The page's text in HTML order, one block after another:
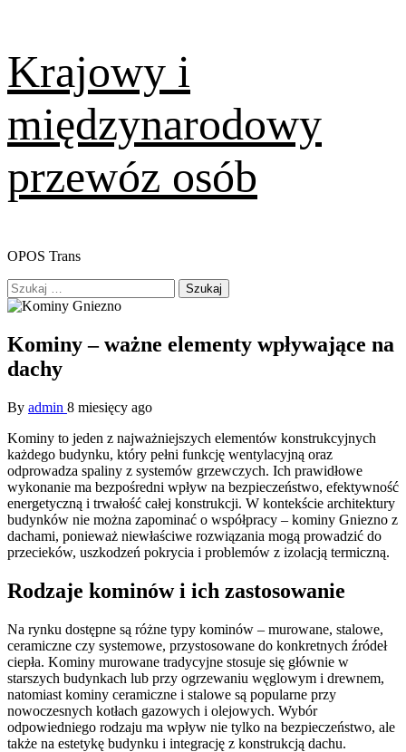
content
Krajowy i
międzynarodowy
przewóz osób
OPOS Trans
Primary
Menu
Szukaj:
Kominy – ważne elementy wpływające na
dachy
By admin 8 miesięcy ago
Kominy to jeden z najważniejszych elementów konstrukcyjnych
każdego budynku, który pełni funkcję wentylacyjną oraz
odprowadza spaliny z systemów grzewczych. Ich prawidłowe
wykonanie ma bezpośredni wpływ na bezpieczeństwo, efektywność
energetyczną i trwałość całej konstrukcji. W kontekście architektury
budynków nie można zapominać o współpracy – kominy Gniezno z
dachami, ponieważ niewłaściwe rozwiązania mogą prowadzić do
przecieków, uszkodzeń pokrycia i problemów z izolacją termiczną.
Rodzaje kominów i ich zastosowanie
Na rynku dostępne są różne typy kominów – murowane, stalowe,
ceramiczne czy systemowe, przystosowane do konkretnych źródeł
ciepła. Kominy murowane tradycyjne stosuje się głównie w
starszych budynkach lub przy ogrzewaniu węglowym i drewnem,
natomiast kominy ceramiczne i stalowe są popularne przy
nowoczesnych kotłach gazowych i olejowych. Wybór
odpowiedniego rodzaju ma wpływ nie tylko na bezpieczeństwo, ale
także na estetykę budynku i integrację z konstrukcją dachu.